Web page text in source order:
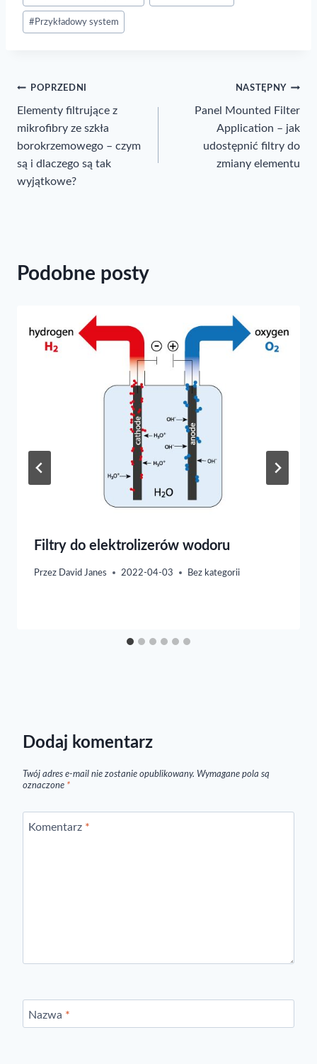
# Przykładowy system
Nawigacja
wpisu
POPRZEDNI
Elementy filtrujące z
mikrofibry ze szkła
borokrzemowego – czym
są i dlaczego są tak
wyjątkowe?
NASTĘPNY
Panel Mounted Filter
Application – jak
udostępnić filtry do
zmiany elementu
Podobne posty
Filtry do elektrolizerów wodoru
Przez David Janes 2022-04-03 Bez kategorii
Dodaj komentarz
Twój adres e-mail nie zostanie opublikowany. Wymagane pola są
oznaczone *
Komentarz *
Nazwa *